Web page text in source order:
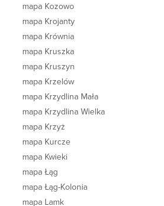
mapa Kozowo
mapa Krojanty
mapa Krównia
mapa Kruszka
mapa Kruszyn
mapa Krzelów
mapa Krzydlina Mała
mapa Krzydlina Wielka
mapa Krzyż
mapa Kurcze
mapa Kwieki
mapa Łąg
mapa Łąg-Kolonia
mapa Lamk